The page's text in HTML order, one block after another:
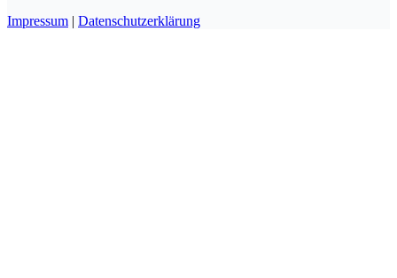
Impressum | Datenschutzerklärung